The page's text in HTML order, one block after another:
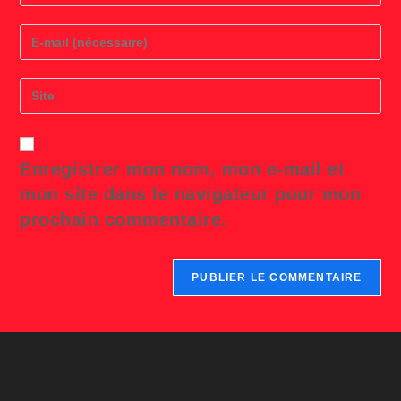
or
username
to
comment
Enter
your
address
comment
Saisir
l’URL
votre
site
(facultatif)
Enregistrer mon nom, mon e-mail et
mon site dans le navigateur pour mon
prochain commentaire.